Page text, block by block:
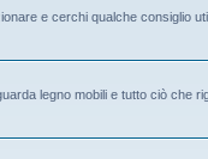
e cerchi qualche consiglio
legno mobili e tutto ciò che